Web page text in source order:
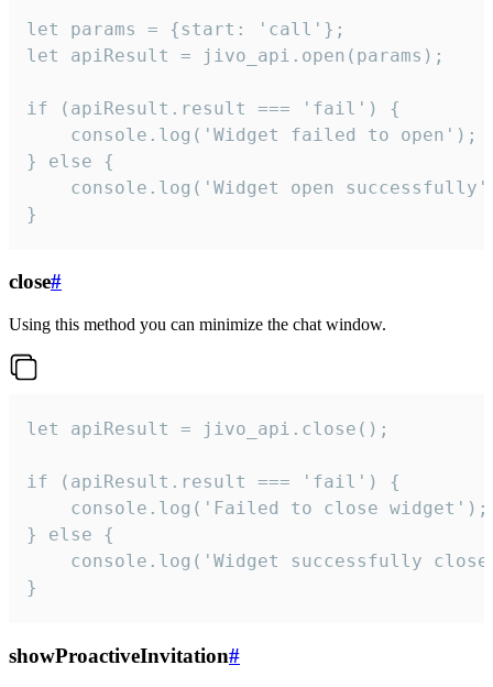
let params = {start: 'call'};
let apiResult = jivo_api.open(params);
if (apiResult.result === 'fail') {
    console.log('Widget failed to open');
} else {
console.log('Widget open
}
close#
Using this method you can minimize the chat window.
let apiResult = jivo_api.close();
if (apiResult.result === 'fail') {
    console.log('Failed to close widget');
} else {
console.log('Widget successfully
}
showProactiveInvitation#